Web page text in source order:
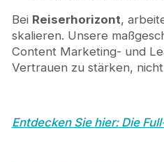
Bei Reiserhorizont,
skalieren. Unsere
Content Marketing- und
Vertrauen zu stärken,
Entdecken Sie hier: Die